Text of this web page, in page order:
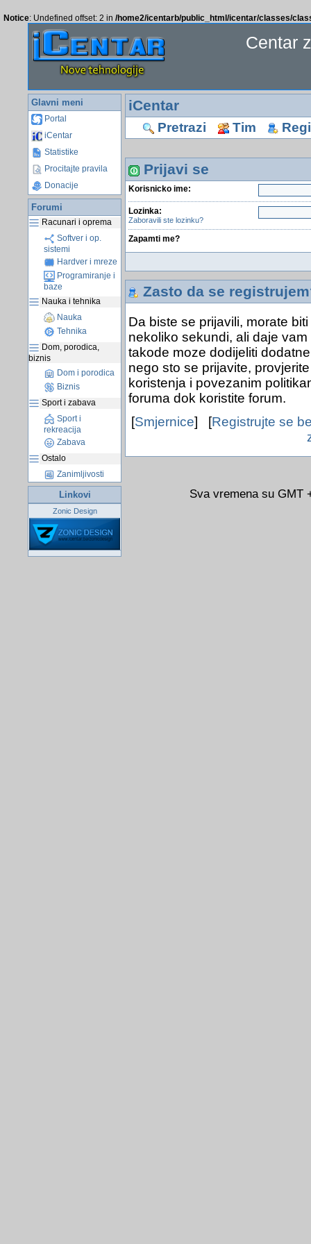
Notice: Undefined offset: 2 in /home2/icentarb/public_html/icentar/classes/
Centar
Glavni meni
Portal
iCentar
Statistike
Procitajte pravila
Donacije
Forumi
Racunari i oprema
Softver i op.
sistemi
Hardver i mreze
Programiranje i
baze
Nauka i tehnika
Nauka
Tehnika
Dom, porodica,
biznis
Dom i porodica
Biznis
Sport i zabava
Sport i
rekreacija
Zabava
Ostalo
Zanimljivosti
Linkovi
Zonic Design
iCentar
Pretrazi Tim
Prijavi se
Korisnicko ime:
Lozinka:
Zaboravili ste lozinku?
Zapamti me?
Zasto da se
Da biste se prijavili, morate
nekoliko sekundi, ali daje
takode moze dodijeliti
nego sto se prijavite,
koristenja i povezanim
foruma dok koristite forum.
[Smjernice] [Registrujte se
Sva vremena su GMT